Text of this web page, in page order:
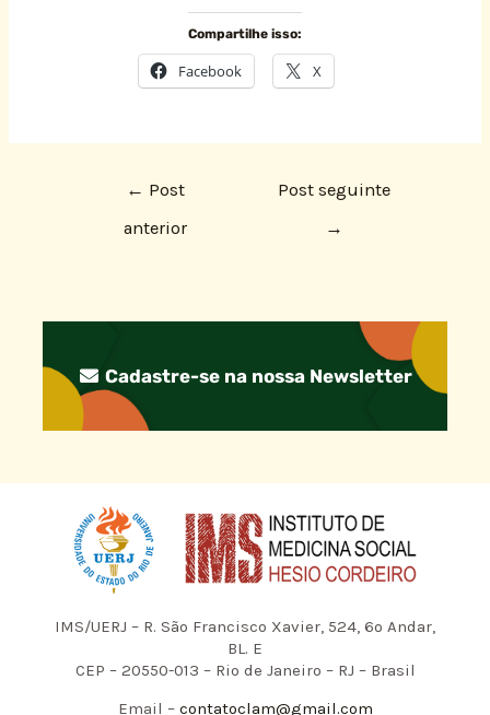
Compartilhe isso:
Facebook X
← Post
anterior
Post seguinte
→
Cadastre-se na nossa Newsletter
IMS/UERJ – R. São Francisco Xavier, 524, 6º Andar,
BL. E
CEP – 20550-013 – Rio de Janeiro – RJ – Brasil
Email –contatoclam@gmail.com